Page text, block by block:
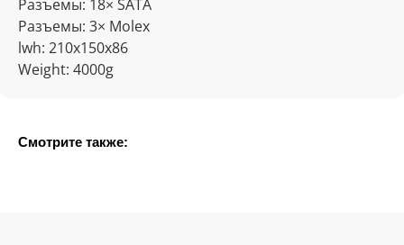
Разъемы: 18× SATA
Разъемы: 3× Molex
lwh: 210x150x86
Weight: 4000g
Смотрите также: